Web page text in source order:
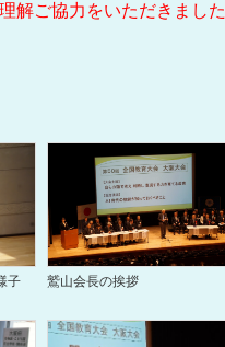
解ご協力をいただきました
子 鷲山会長の挨拶